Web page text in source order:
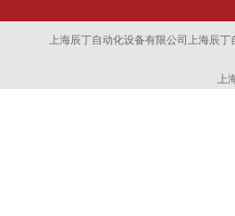
上海辰丁自动化设备有限公司上海辰丁
上